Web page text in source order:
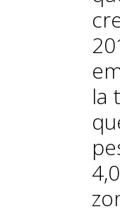
la